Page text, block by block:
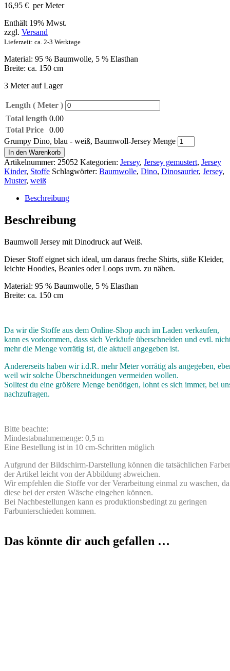
16,95 € per Meter
Enthält 19% Mwst.
zzgl. Versand
Lieferzeit: ca. 2-3 Werktage
Material: 95 % Baumwolle, 5 % Elasthan
Breite: ca. 150 cm
3 Meter auf Lager
Length ( Meter )
Total length 0.00
Total Price
0.00
Grumpy Dino, blau - weiß, Baumwoll-Jersey Menge
In den Warenkorb
Artikelnummer: 25052 Kategorien: Jersey, Jersey gemustert, Jersey
Kinder, Stoffe Schlagwörter: Baumwolle, Dino, Dinosaurier, Jersey,
Muster, weiß
Beschreibung
Beschreibung
Baumwoll Jersey mit Dinodruck auf Weiß.
Dieser Stoff eignet sich ideal, um daraus freche Shirts, süße Kleider,
leichte Hoodies, Beanies oder Loops uvm. zu nähen.
Material: 95 % Baumwolle, 5 % Elasthan
Breite: ca. 150 cm
Da wir die Stoffe aus dem Online-Shop auch im Laden verkaufen,
kann es vorkommen, dass sich Verkäufe überschneiden und evtl.
mehr die Menge vorrätig ist, die aktuell angegeben ist.
Andererseits haben wir i.d.R. mehr Meter vorrätig als angegeben,
weil wir solche Überschneidungen vermeiden wollen.
Solltest du eine größere Menge benötigen, lohnt es sich immer, bei
nachzufragen.
Bitte beachte:
Mindestabnahmemenge: 0,5 m
Eine Bestellung ist in 10 cm-Schritten möglich
Aufgrund der Bildschirm-Darstellung können die tatsächlichen
der Artikel leicht von der Abbildung abweichen.
Wir empfehlen die Stoffe vor der Verarbeitung einmal zu waschen, da
diese bei der ersten Wäsche eingehen können.
Bei Nachbestellungen kann es produktionsbedingt zu geringen
Farbunterschieden kommen.
Das könnte dir auch gefallen …